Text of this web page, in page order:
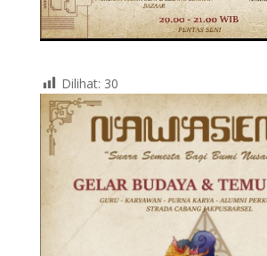
Dilihat: 30